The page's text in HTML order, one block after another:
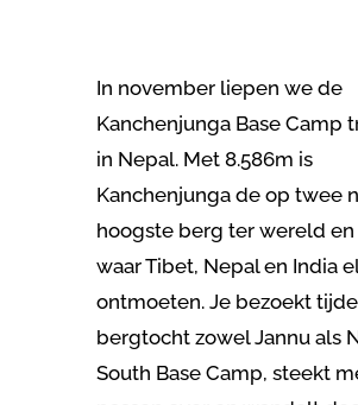
In november liepen we de
Kanchenjunga Base Camp
in Nepal. Met 8.586m is
Kanchenjungade op twee
hoogste berg ter wereld
waar Tibet, Nepal en India
ontmoeten. Je bezoekt
bergtocht zowel Jannu als
South Base Camp, steekt